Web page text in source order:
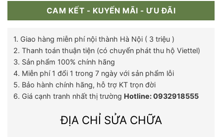
CAM KẾT - KUYẾN MÃI - ƯU ĐÃI
1. Giao hàng miễn phí nội thành Hà Nội ( 3 triệu )
2. Thanh toán thuận tiện (có chuyển phát thu hộ Viettel)
3. Sản phẩm 100% chính hãng
4. Miễn phí 1 đổi 1 trong 7 ngày với sản phẩm lỗi
5. Bảo hành chính hãng, hỗ trợ KT trọn đời
6. Giá cạnh tranh nhất thị trường Hotline: 0932918555
ĐỊA CHỈ SỬA CHỮA